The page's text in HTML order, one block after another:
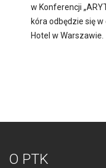
w Konferencji
kóra odbędzie się
Hotel w Warszawie.
O PTK